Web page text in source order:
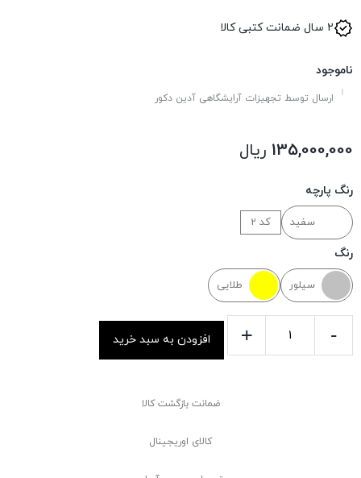
۲ سال ضمانت کتبی کالا
ناموجود
ارسال توسط تجهیزات آرایشگاهی آدین دکور
135,000,000 ریال
رنگ پارچه
سفید کد 2
رنگ
سیلور طلایی
-
+ افزودن به سبد خرید
ضمانت بازگشت کالا
کالای اوریجینال